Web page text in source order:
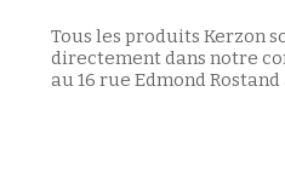
Tous les produits Kerzon
directement dans notre
au 16 rue Edmond